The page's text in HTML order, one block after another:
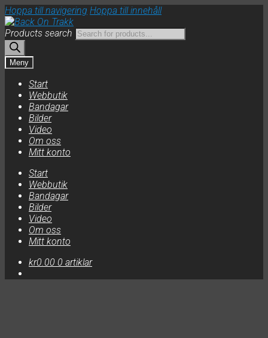
Hoppa till navigering Hoppa till innehåll
Products search
Meny
Start
Webbutik
Bandagar
Bilder
Video
Om oss
Mitt konto
Start
Webbutik
Bandagar
Bilder
Video
Om oss
Mitt konto
kr0.00 0 artiklar